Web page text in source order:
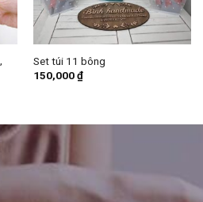
Set túi 11 bông
150,000₫